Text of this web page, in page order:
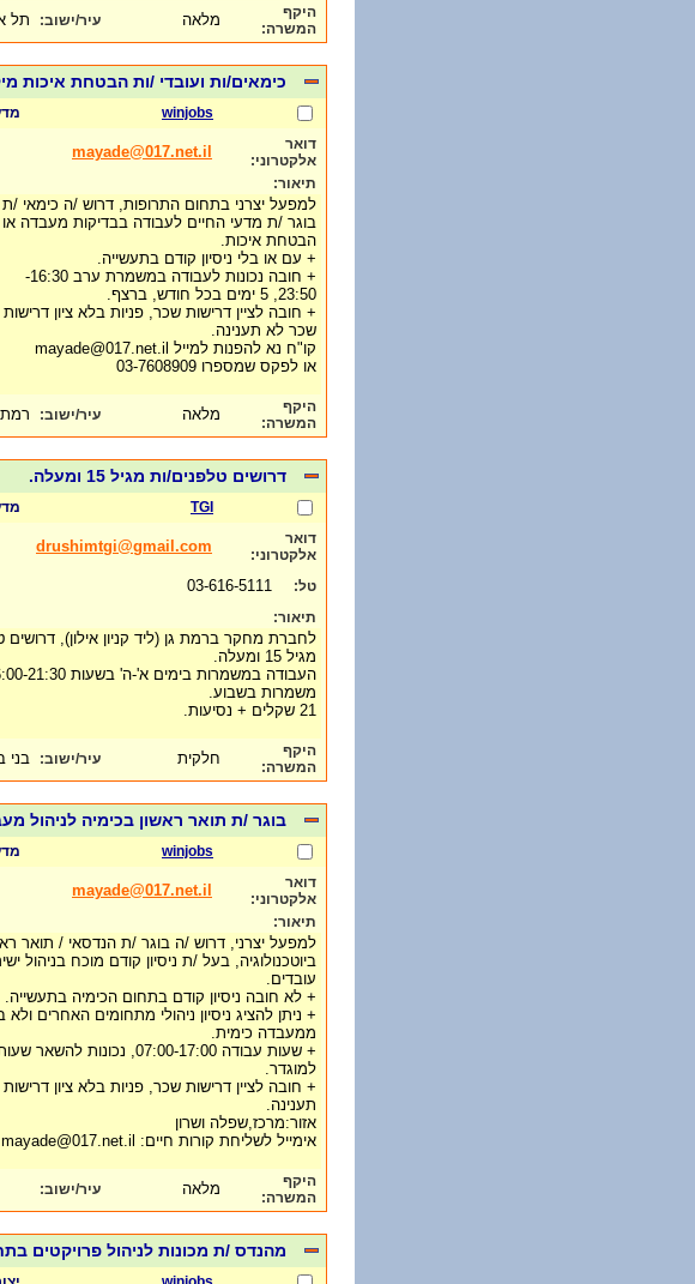
היקף
המשרה:
מלאה עיר/ישוב: תל
כימאים/ות ועובדי /ות הבטחת איכות
winjobs
דואר
אלקטרוני:
mayade@017.net.il
תיאור:
למפעל יצרני בתחום התרופות, דרוש /ה כימאי /ת
בוגר /ת מדעי החיים לעבודה בבדיקות מעבדה או
הבטחת איכות.
+ עם או בלי ניסיון קודם בתעשייה.
+ חובה נכונות לעבודה במשמרת ערב 16:30-
23:50, 5 ימים בכל חודש, ברצף.
+ חובה לציין דרישות שכר, פניות בלא ציון דרישות
שכר לא תענינה.
קו"ח נא להפנות למייל mayade@017.net.il
או לפקס שמספרו 03-7608909
היקף
המשרה:
מלאה עיר/ישוב: רמת
דרושים טלפנים/ות מגיל 15 ומעלה.
TGI
דואר
אלקטרוני:
drushimtgi@gmail.com
טל:
תיאור:
לחברת מחקר ברמת גן (ליד קניון אילון), דרושים
מגיל 15 ומעלה.
משמרות בשבוע.
21 שקלים + נסיעות.
היקף
המשרה:
חלקית עיר/ישוב: בני
בוגר /ת תואר ראשון בכימיה לניהול
winjobs
דואר
אלקטרוני:
mayade@017.net.il
תיאור:
למפעל יצרני, דרוש /ה בוגר /ת הנדסאי / תואר
ביוטכנולוגיה, בעל /ת ניסיון קודם מוכח בניהול
עובדים.
+ לא חובה ניסיון קודם בתחום הכימיה בתעשייה.
+ ניתן להציג ניסיון ניהולי מתחומים האחרים
ממעבדה כימית.
+ שעות עבודה 07:00-17:00,
למוגדר.
+ חובה לציין דרישות שכר, פניות בלא ציון
תענינה.
אזור:מרכז,שפלה ושרון
אימייל לשליחת קורות חיים: mayade@017.net.il
היקף
המשרה:
מלאה עיר/ישוב:
מהנדס /ת מכונות לניהול פרויקטים